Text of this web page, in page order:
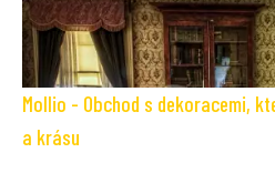
Mollio - Obchod s dekoracemi,
a krásu